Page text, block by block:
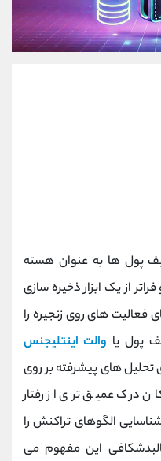
پول ‌ها به عنوان هسته
از یک ابزار ذخیره ‌سازی
فعالیت ‌های روی زنجیره را
پول یا والت اینتلیجنس
تحلیل ‌های پیشرفته بر روی
درک عمیق ‌تری از رفتار
الگوهای تراکنش را
این مفهوم می
09927779040
شروع گفتگو
@Armteam_admin_por
021-22021030
021-22021040
@alireza.mehrabii
@alirezamehrabi_com
@alirezamehrabi_official